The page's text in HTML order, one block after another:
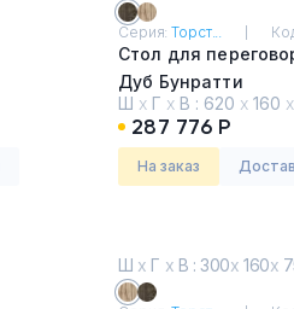
Серия:Торст...
Стол для
Дуб Бунратти
Ш х Г х В : 620 х 160 х
287 776 Р
На заказ
Ш х Г х В : 300х 160х